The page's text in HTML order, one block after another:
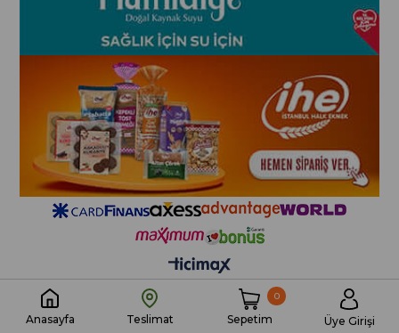
Anasayfa Teslimat Sepetim
0
Üye Girişi